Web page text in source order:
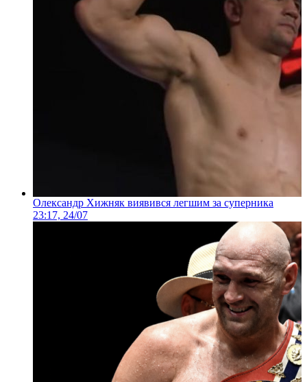
Олександр Хижняк виявився легшим за суперника
23:17, 24/07